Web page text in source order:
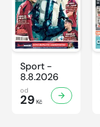
Sport -
8.8.2026
od
29 Kč